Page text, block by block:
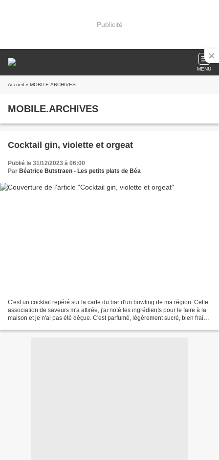
Publicité
MENU
Accueil » MOBILE.ARCHIVES
MOBILE.ARCHIVES
Cocktail gin, violette et orgeat
Publié le 31/12/2023 à 06:00
Par Béatrice Butstraen - Les petits plats de Béa
C'est un cocktail repéré sur la carte du bar d'un bowling de ma région. Cette
association de saveurs m'a attirée, j'ai noté les ingrédients pour le faire à la
maison et je n'ai pas été déçue. C'est parfumé, légèrement sucré, bien frais